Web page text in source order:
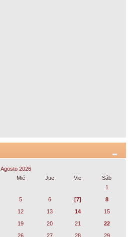
Agosto 2026
Mié Jue Vie
Sáb
1
5 6 [7]
8
12 13 14
15
19 20 21
22
26 27 28 29